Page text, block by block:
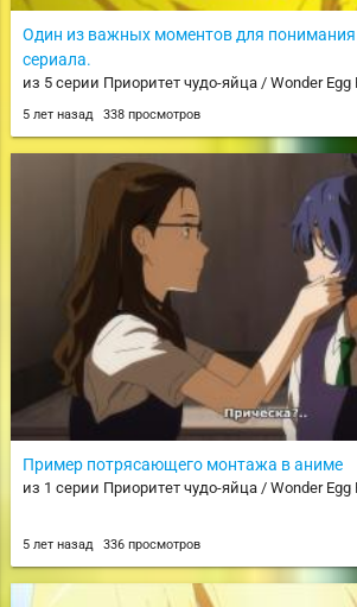
Один из важных моментов для
сериала.
из 5 серии Приоритет чудо-яйца / Wonder Egg
5 лет назад 338 просмотров
Пример потрясающего монтажа в аниме
из 1 серии Приоритет чудо-яйца / Wonder Egg
5 лет назад 336 просмотров